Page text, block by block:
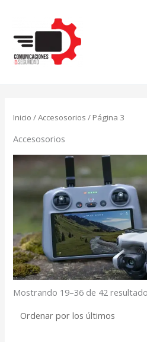
contenido
Inicio /Accesosorios / Página 3
Accesosorios
Mostrando 19–36 de 42